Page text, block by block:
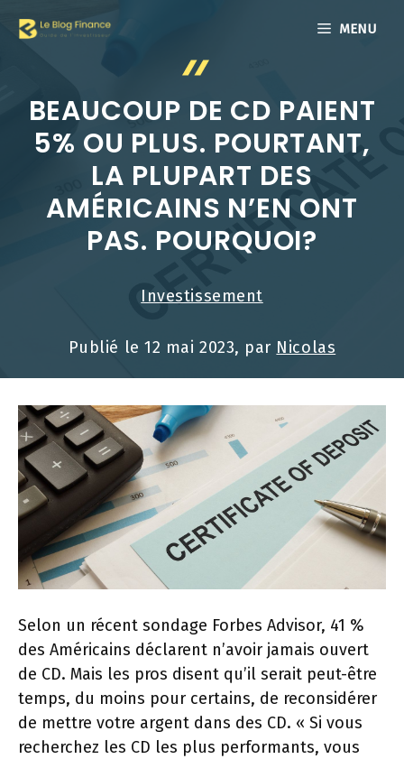
MENU
BEAUCOUP DE CD PAIENT
5% OU PLUS. POURTANT,
LA PLUPART DES
AMÉRICAINS N’EN ONT
PAS. POURQUOI?
Investissement
Publié le12 mai 2023, par Nicolas
Selon un récent sondage Forbes Advisor, 41 %
des Américains déclarent n’avoir jamais ouvert
de CD. Mais les pros disent qu’il serait peut-être
temps, du moins pour certains, de reconsidérer
de mettre votre argent dans des CD. « Si vous
recherchez les CD les plus performants, vous